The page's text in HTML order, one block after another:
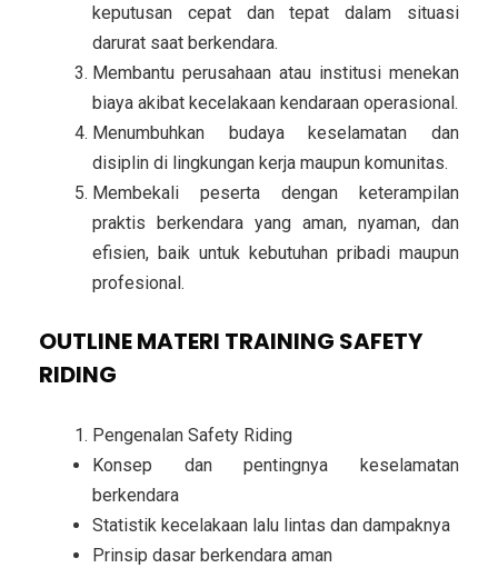
keputusan cepat dan tepat dalam situasi
darurat saat berkendara.
Membantu perusahaan atau institusi menekan
biaya akibat kecelakaan kendaraan operasional.
Menumbuhkan budaya keselamatan dan
disiplin di lingkungan kerja maupun komunitas.
Membekali peserta dengan keterampilan
praktis berkendara yang aman, nyaman, dan
efisien, baik untuk kebutuhan pribadi maupun
profesional.
OUTLINE MATERI TRAINING SAFETY
RIDING
Pengenalan Safety Riding
Konsep dan pentingnya keselamatan
berkendara
Statistik kecelakaan lalu lintas dan dampaknya
Prinsip dasar berkendara aman